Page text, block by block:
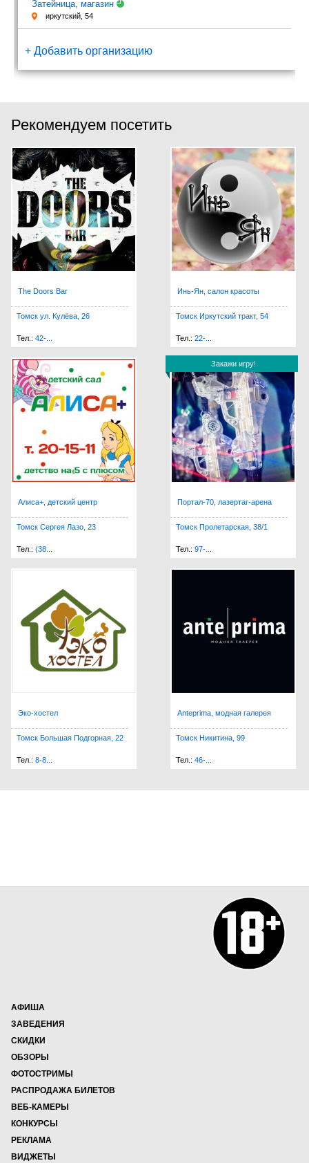
Затейница, магазин
иркутский, 54
+ Добавить организацию
Рекомендуем посетить
The Doors Bar
Томск ул. Кулёва, 26
Тел.: 42-...
Инь-Ян, салон красоты
Томск Иркутский тракт, 54
Тел.: 22-...
Алиса+, детский центр
Томск Сергея Лазо, 23
Тел.: (38...
Закажи игру!
Закажи игру!
Портал-70, лазертаг-арена
Томск Пролетарская, 38/1
Тел.: 97-...
Эко-хостел
Томск Большая Подгорная, 22
Тел.: 8-8...
Anteprima, модная галерея
Томск Никитина, 99
Тел.: 46-...
АФИША
ЗАВЕДЕНИЯ
СКИДКИ
ОБЗОРЫ
ФОТОСТРИМЫ
РАСПРОДАЖА БИЛЕТОВ
ВЕБ-КАМЕРЫ
КОНКУРСЫ
РЕКЛАМА
ВИДЖЕТЫ